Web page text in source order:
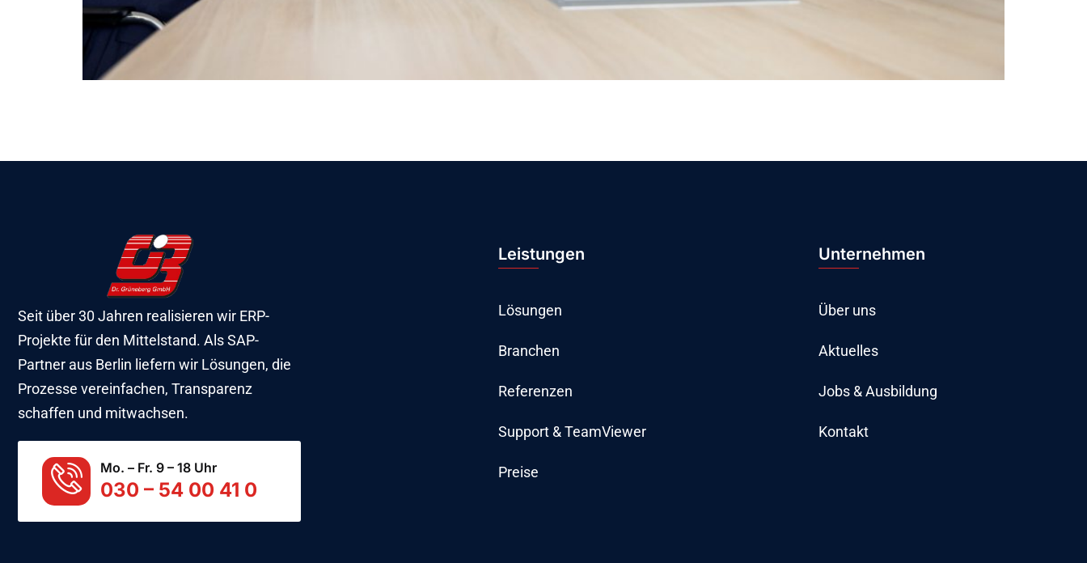
Seit über 30 Jahren realisieren wir ERP-
Projekte für den Mittelstand. Als SAP-
Partner aus Berlin liefern wir Lösungen, die
Prozesse vereinfachen, Transparenz
schaffen und mitwachsen.
Mo. – Fr. 9 – 18 Uhr
030 – 54 00 41 0
Leistungen
Lösungen
Branchen
Referenzen
Support & TeamViewer
Preise
Unternehmen
Über uns
Aktuelles
Jobs & Ausbildung
Kontakt